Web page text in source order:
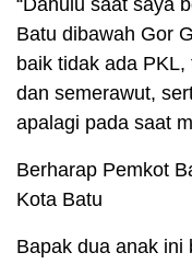
“Dahulu saat saya
Batu dibawah Gor
baik tidak ada
dan semerawut,
apalagi pada saat
Berharap Pemkot
Kota Batu
Bapak dua anak ini